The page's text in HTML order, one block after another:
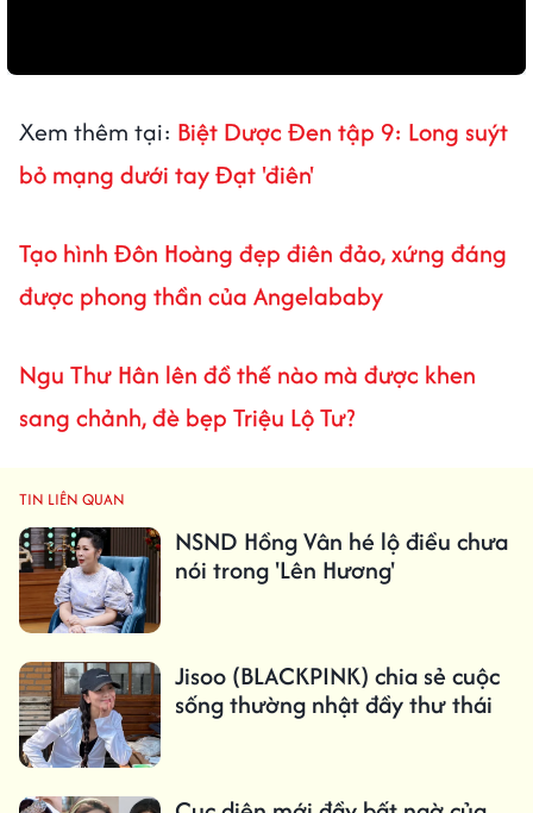
Xem thêm tại: Biệt Dược Đen tập 9: Long suýt
bỏ mạng dưới tay Đạt 'điên'
Tạo hình Đôn Hoàng đẹp điên đảo, xứng đáng
được phong thần của Angelababy
Ngu Thư Hân lên đồ thế nào mà được khen
sang chảnh, đè bẹp Triệu Lộ Tư?
TIN LIÊN QUAN
NSND Hồng Vân hé lộ điều chưa
nói trong 'Lên Hương'
Jisoo (BLACKPINK) chia sẻ cuộc
sống thường nhật đầy thư thái